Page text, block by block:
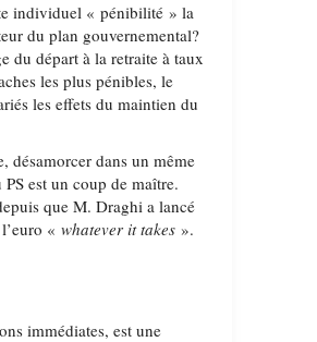
individuel « pénibilité » la
du plan gouvernemental?
du départ à la retraite à taux
les plus pénibles, le
les effets du maintien du
désamorcer dans un même
est un coup de maître.
que M. Draghi a lancé
l’euro «whatever it takes ».
immédiates, est une